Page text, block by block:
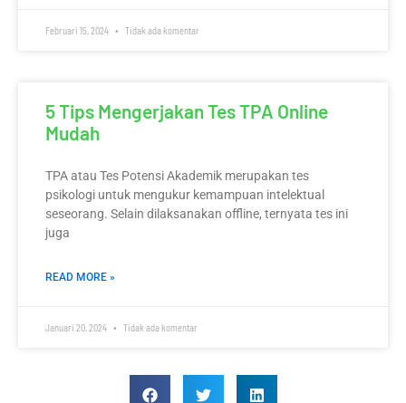
Februari 15, 2024 Tidak ada komentar
5 Tips Mengerjakan Tes TPA Online
Mudah
TPA atau Tes Potensi Akademik merupakan tes
psikologi untuk mengukur kemampuan intelektual
seseorang. Selain dilaksanakan offline, ternyata tes ini
juga
READ MORE »
Januari 20, 2024 Tidak ada komentar